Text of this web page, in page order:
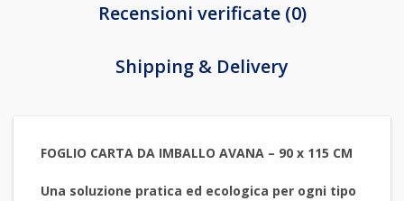
Recensioni verificate (0)
Shipping & Delivery
FOGLIO CARTA DA IMBALLO AVANA – 90 x 115 CM
Una soluzione pratica ed ecologica per ogni tipo